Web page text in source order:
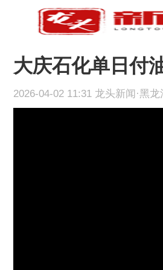
大庆石化单日付
2026-04-02 11:31 龙头新闻·黑龙